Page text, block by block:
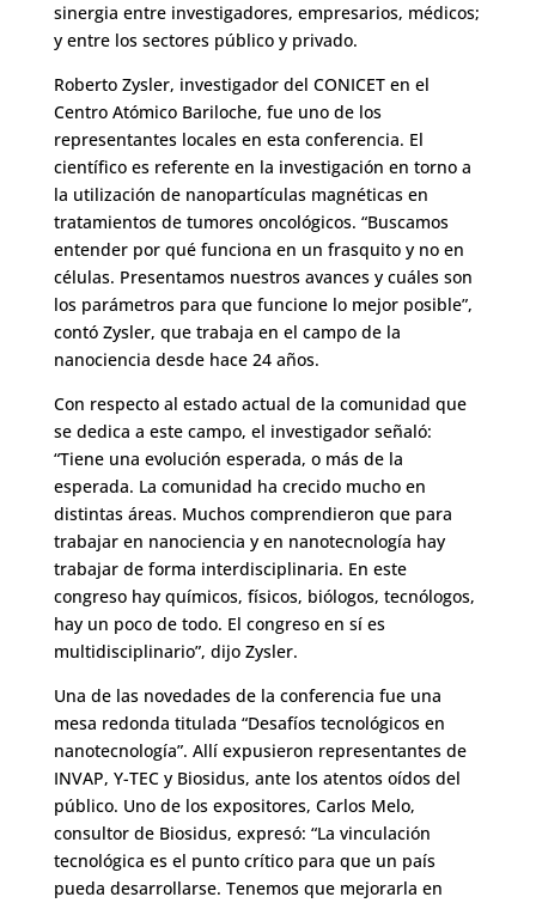
sinergia entre investigadores, empresarios, médicos;
y entre los sectores público y privado.
Roberto Zysler, investigador del CONICET en el
Centro Atómico Bariloche, fue uno de los
representantes locales en esta conferencia. El
científico es referente en la investigación en torno a
la utilización de nanopartículas magnéticas en
tratamientos de tumores oncológicos. “Buscamos
entender por qué funciona en un frasquito y no en
células. Presentamos nuestros avances y cuáles son
los parámetros para que funcione lo mejor posible”,
contó Zysler, que trabaja en el campo de la
nanociencia desde hace 24 años.
Con respecto al estado actual de la comunidad que
se dedica a este campo, el investigador señaló:
“Tiene una evolución esperada, o más de la
esperada. La comunidad ha crecido mucho en
distintas áreas. Muchos comprendieron que para
trabajar en nanociencia y en nanotecnología hay
trabajar de forma interdisciplinaria. En este
congreso hay químicos, físicos, biólogos, tecnólogos,
hay un poco de todo. El congreso en sí es
multidisciplinario”, dijo Zysler.
Una de las novedades de la conferencia fue una
mesa redonda titulada “Desafíos tecnológicos en
nanotecnología”. Allí expusieron representantes de
INVAP, Y-TEC y Biosidus, ante los atentos oídos del
público. Uno de los expositores, Carlos Melo,
consultor de Biosidus, expresó: “La vinculación
tecnológica es el punto crítico para que un país
pueda desarrollarse. Tenemos que mejorarla en